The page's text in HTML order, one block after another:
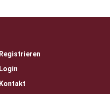
Registrieren
Login
Kontakt